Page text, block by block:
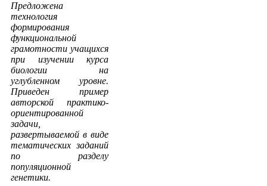
Предложена
технология
формирования
функциональной
грамотности учащихся
при изучении курса
биологии на
углубленном уровне.
Приведен пример
авторской практико-
ориентированной
задачи,
развертываемой в виде
тематических заданий
по разделу
популяционной
генетики.